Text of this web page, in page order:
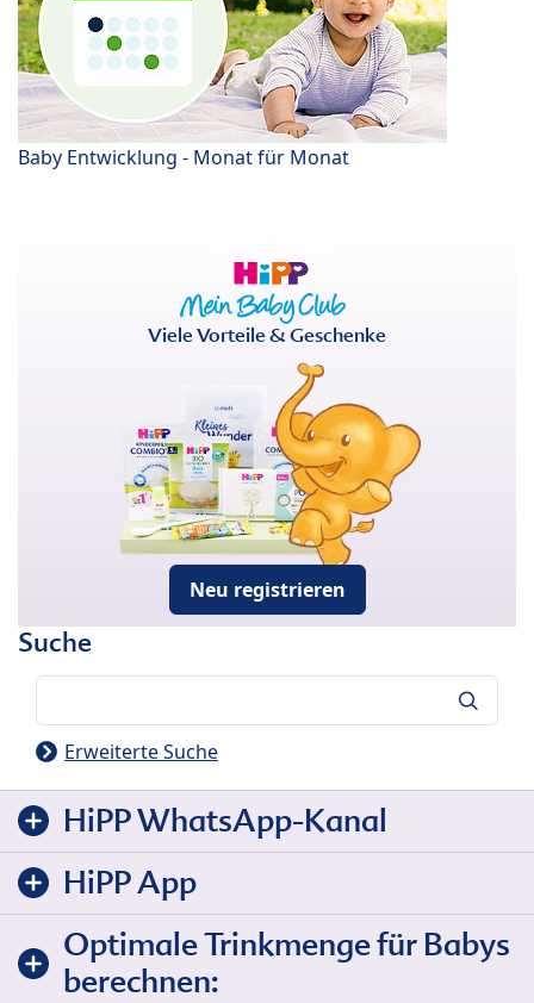
Baby Entwicklung - Monat für Monat
Viele Vorteile & Geschenke
Neu registrieren
Suche
Erweiterte Suche
HiPP WhatsApp-Kanal
HiPP App
Optimale Trinkmenge für Babys
berechnen: